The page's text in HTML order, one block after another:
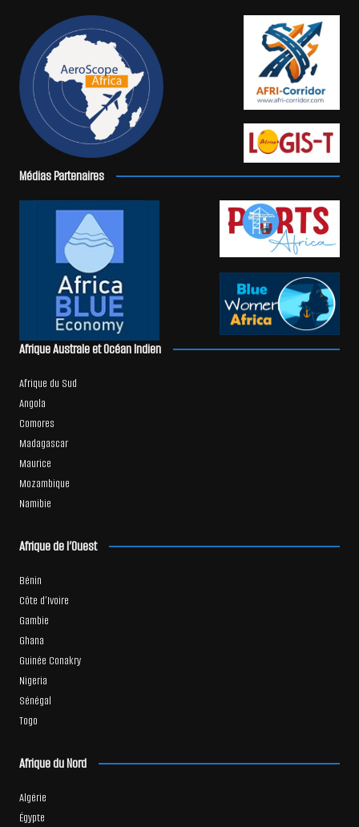
Médias Partenaires
Afrique Australe et Océan Indien
Afrique du Sud
Angola
Comores
Madagascar
Maurice
Mozambique
Namibie
Afrique de l’Ouest
Bénin
Côte d’Ivoire
Gambie
Ghana
Guinée Conakry
Nigeria
Sénégal
Togo
Afrique du Nord
Algérie
Égypte